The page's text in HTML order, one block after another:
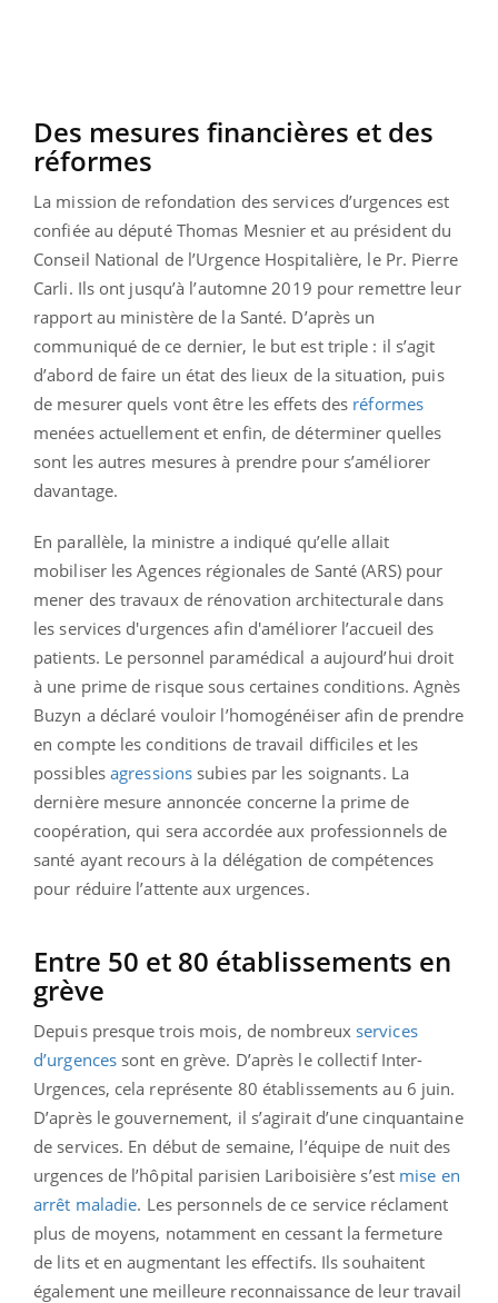
Des mesures financières et des
réformes
La mission de refondation des services d’urgences est
confiée au député Thomas Mesnier et au président du
Conseil National de l’Urgence Hospitalière, le Pr. Pierre
Carli. Ils ont jusqu’à l’automne 2019 pour remettre leur
rapport au ministère de la Santé. D’après un
communiqué de ce dernier, le but est triple : il s’agit
d’abord de faire un état des lieux de la situation, puis
de mesurer quels vont être les effets des réformes
menées actuellement et enfin, de déterminer quelles
sont les autres mesures à prendre pour s’améliorer
davantage.
En parallèle, la ministre a indiqué qu’elle allait
mobiliser les Agences régionales de Santé (ARS) pour
mener des travaux de rénovation architecturale dans
les services d'urgences afin d'améliorer l’accueil des
patients. Le personnel paramédical a aujourd’hui droit
à une prime de risque sous certaines conditions. Agnès
Buzyn a déclaré vouloir l’homogénéiser afin de prendre
en compte les conditions de travail difficiles et les
possibles agressions subies par les soignants. La
dernière mesure annoncée concerne la prime de
coopération, qui sera accordée aux professionnels de
santé ayant recours à la délégation de compétences
pour réduire l’attente aux urgences.
Entre 50 et 80 établissements en
grève
Depuis presque trois mois, de nombreux services
d’urgences sont en grève. D’après le collectif Inter-
Urgences, cela représente 80 établissements au 6 juin.
D’après le gouvernement, il s’agirait d’une cinquantaine
de services. En début de semaine, l’équipe de nuit des
urgences de l’hôpital parisien Lariboisière s’est mise en
arrêt maladie. Les personnels de ce service réclament
plus de moyens, notamment en cessant la fermeture
de lits et en augmentant les effectifs. Ils souhaitent
également une meilleure reconnaissance de leur travail